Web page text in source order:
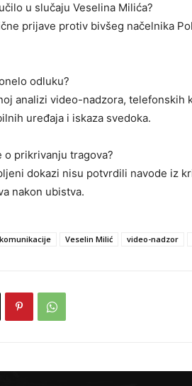
u slučaju Veselina Milića?
prijave protiv bivšeg načelnika
odluku?
analizi video-nadzora, telefonskih
uređaja i iskaza svedoka.
o prikrivanju tragova?
dokazi nisu potvrdili navode iz
nakon ubistva.
Veselin Milić video-nadzor